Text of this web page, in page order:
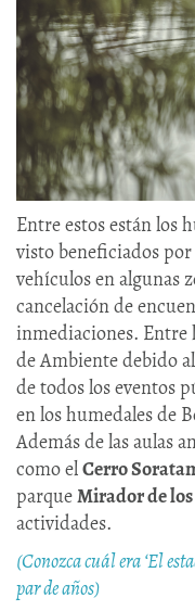
Entre estos están los
visto beneficiados
vehículos en algunas
cancelación de
inmediaciones. Entre
de Ambiente debido
de todos los eventos
en los humedales de
Además de las aulas
como elCerro
parqueMirador de
actividades.
(Conozca cuál era ‘El
par de años)